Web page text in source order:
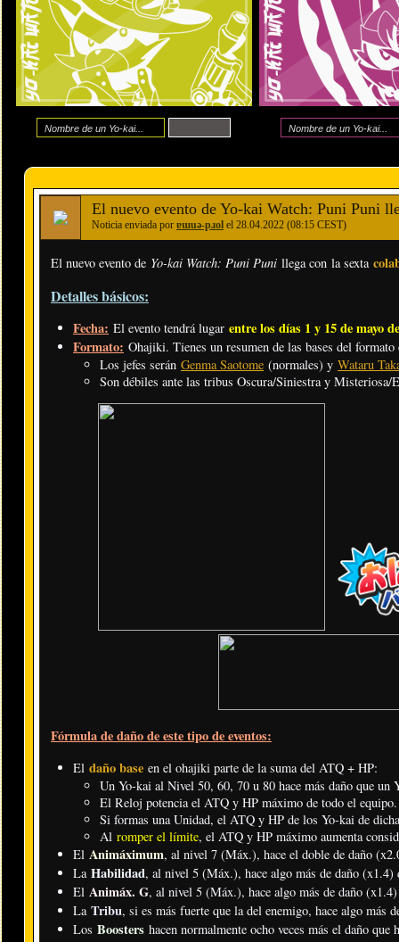
El nuevo evento de Yo-kai Watch: Puni Puni
Noticia enviada por ɐɯuǝ-pɹol el 28.04.2022 (08:15 CEST)
El nuevo evento de Yo-kai Watch: Puni Puni llega con la sexta
Detalles básicos:
Fecha: El evento tendrá lugar entre los días 1 y 15 de mayo
Formato: Ohajiki. Tienes un resumen de las bases del
Los jefes serán Genma Saotome (normales) y Wataru
Son débiles ante las tribus Oscura/Siniestra y Misteriosa/
Fórmula de daño de este tipo de eventos:
El daño base en el ohajiki parte de la suma del ATQ + HP:
Un Yo-kai al Nivel 50, 60, 70 u 80 hace más daño que un
El Reloj potencia el ATQ y HP máximo de todo el equipo.
Si formas una Unidad, el ATQ y HP de los Yo-kai de
Al romper el límite, el ATQ y HP máximo aumenta
El Animáximum, al nivel 7 (Máx.), hace el doble de daño
La Habilidad, al nivel 5 (Máx.), hace algo más de daño (x1.4)
El Animáx. G, al nivel 5 (Máx.), hace algo más de daño
La Tribu, si es más fuerte que la del enemigo, hace algo más
Los Boosters hacen normalmente ocho veces más el daño que